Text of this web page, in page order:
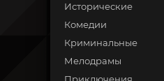
Исторические
Комедии
Криминальные
Мелодрамы